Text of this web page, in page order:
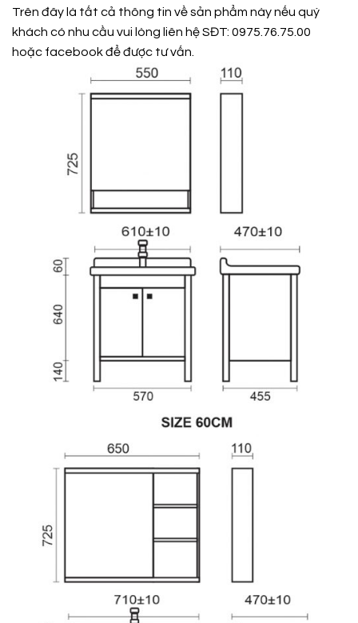
Trên đây là tất cả thông tin về sản phẩm này nếu quý
khách có nhu cầu vui lòng liên hệ SĐT: 0975.76.75.00
hoặc facebookđể được tư vấn.